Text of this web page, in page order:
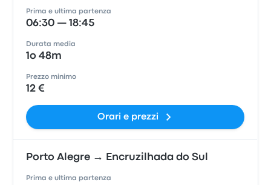
Prima e ultima partenza
06:30 — 18:45
Durata media
1o 48m
Prezzo minimo
12 €
Orari e prezzi
Porto Alegre → Encruzilhada do Sul
Prima e ultima partenza